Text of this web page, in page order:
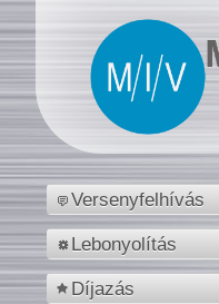
Versenyfelhívás
Lebonyolítás
Díjazás